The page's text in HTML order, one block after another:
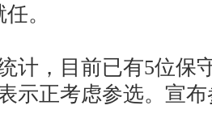
。
，目前已有5位保
示正考虑参选。宣